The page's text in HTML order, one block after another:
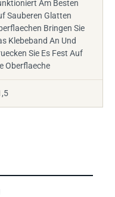
Am Besten
Sauberen Glatten
Bringen Sie
Klebeband An Und
Sie Es Fest Auf
Oberflaeche